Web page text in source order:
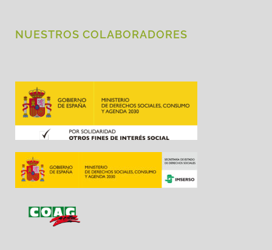
NUESTROS COLABORADORES